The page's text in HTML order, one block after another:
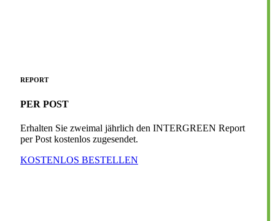
REPORT
PER POST
Erhalten Sie zweimal jährlich den INTERGREEN Report
per Post kostenlos zugesendet.
KOSTENLOS BESTELLEN